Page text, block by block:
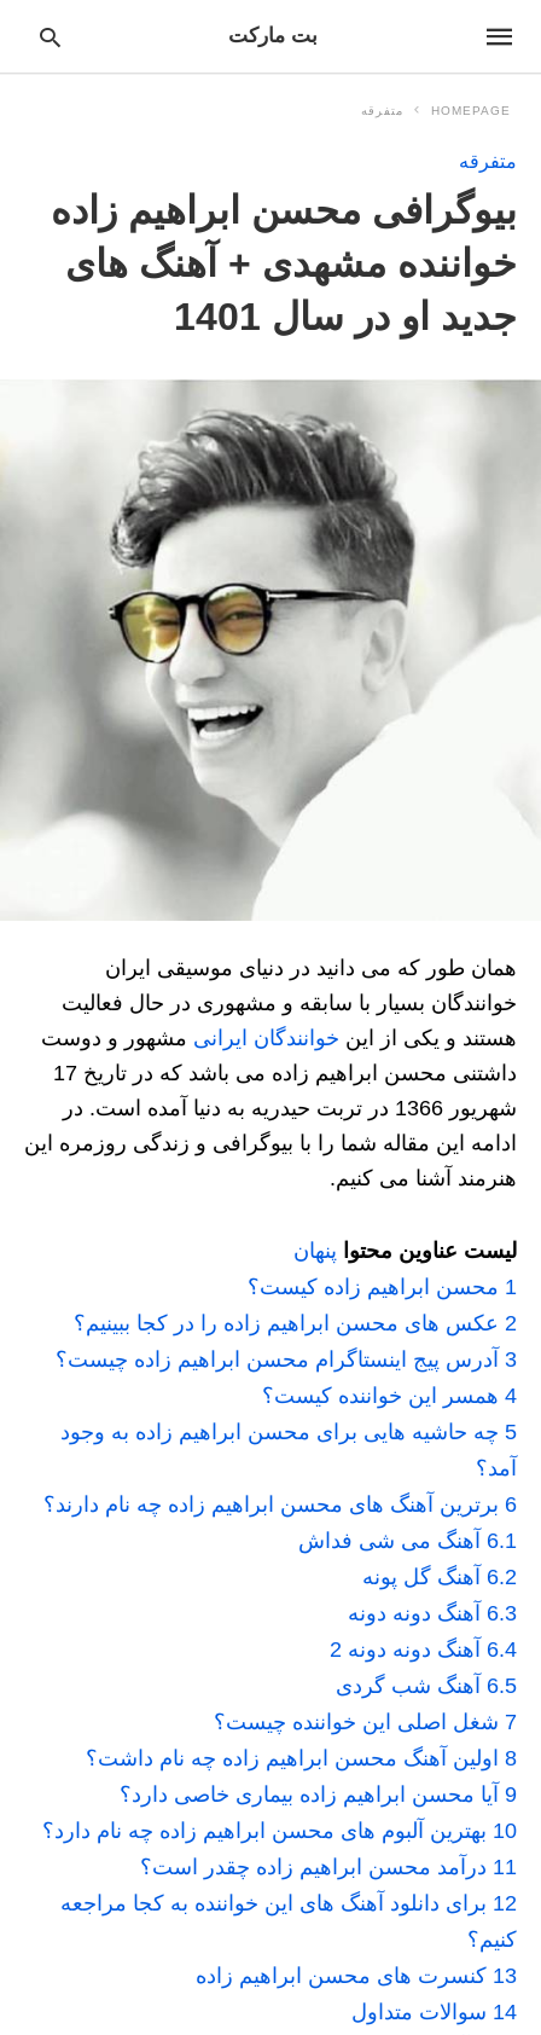
بت مارکت
HOMEPAGE متفرقه
متفرقه
بیوگرافی محسن ابراهیم زاده
خواننده مشهدی + آهنگ های
جدید او در سال 1401
همان طور که می دانید در دنیای موسیقی ایران
خوانندگان بسیار با سابقه و مشهوری در حال فعالیت
هستند و یکی از این خوانندگان ایرانی مشهور و دوست
داشتنی محسن ابراهیم زاده می باشد که در تاریخ 17
شهریور 1366 در تربت حیدریه به دنیا آمده است. در
ادامه این مقاله شما را با بیوگرافی و زندگی روزمره این
هنرمند آشنا می کنیم.
لیست عناوین محتوا پنهان
1 محسن ابراهیم زاده کیست؟
2 عکس های محسن ابراهیم زاده را در کجا ببینیم؟
3 آدرس پیج اینستاگرام محسن ابراهیم زاده چیست؟
4 همسر این خواننده کیست؟
5 چه حاشیه هایی برای محسن ابراهیم زاده به وجود
آمد؟
6 برترین آهنگ های محسن ابراهیم زاده چه نام دارند؟
6.1 آهنگ می شی فداش
6.2 آهنگ گل پونه
6.3 آهنگ دونه دونه
6.4 آهنگ دونه دونه 2
6.5 آهنگ شب گردی
7 شغل اصلی این خواننده چیست؟
8 اولین آهنگ محسن ابراهیم زاده چه نام داشت؟
9 آیا محسن ابراهیم زاده بیماری خاصی دارد؟
10 بهترین آلبوم های محسن ابراهیم زاده چه نام دارد؟
11 درآمد محسن ابراهیم زاده چقدر است؟
12 برای دانلود آهنگ های این خواننده به کجا مراجعه
کنیم؟
13 کنسرت های محسن ابراهیم زاده
14 سوالات متداول